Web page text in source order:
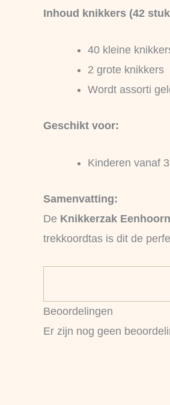
Inhoud knikkers (42
40 kleine
2 grote knikkers
Wordt assorti
Geschikt voor:
Kinderen vanaf
Samenvatting:
De Knikkerzak
trekkoordtas is dit de
Beoordelingen
Er zijn nog geen